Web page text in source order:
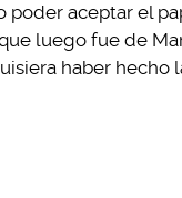
aceptar el
luego fue de
haber hecho